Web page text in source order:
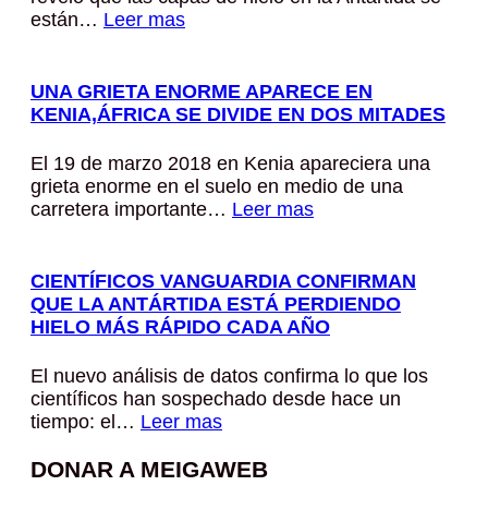
están… Leer mas
UNA GRIETA ENORME APARECE EN
KENIA,ÁFRICA SE DIVIDE EN DOS MITADES
El 19 de marzo 2018 en Kenia apareciera una
grieta enorme en el suelo en medio de una
carretera importante… Leer mas
CIENTÍFICOS VANGUARDIA CONFIRMAN
QUE LA ANTÁRTIDA ESTÁ PERDIENDO
HIELO MÁS RÁPIDO CADA AÑO
El nuevo análisis de datos confirma lo que los
científicos han sospechado desde hace un
tiempo: el… Leer mas
DONAR A MEIGAWEB